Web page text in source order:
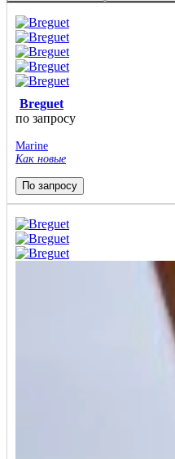
Breguet
по запросу
Marine
Как новые
По запросу